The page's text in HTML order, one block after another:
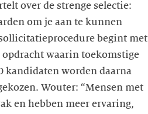
over de strenge selectie:
om je aan te kunnen
begint met
waarin toekomstige
kandidaten worden daarna
Wouter: “Mensen met
en hebben meer ervaring,